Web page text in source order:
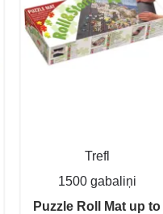
Trefl
1500 gabaliņi
Puzzle Roll Mat up to